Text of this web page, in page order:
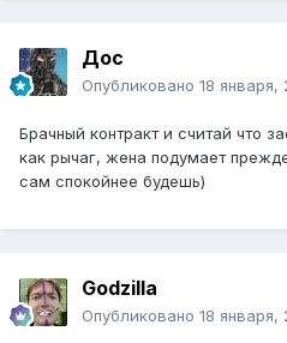
Дос
Опубликовано 18 января,
Брачный контракт и считай что
как рычаг, жена подумает
сам спокойнее будешь)
Godzilla
Опубликовано 18 января,